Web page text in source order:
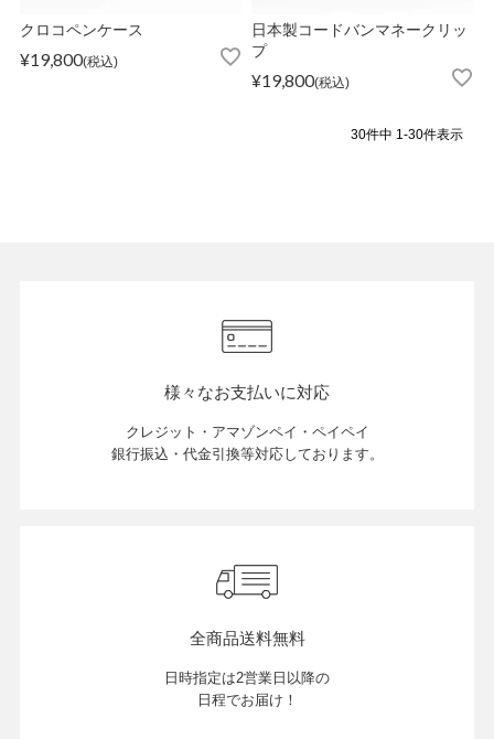
クロコペンケース
¥19,800 税込
日本製コードバンマネークリッ
プ
¥19,800 税込
30件中 1-30件表示
様々なお支払いに対応
クレジット・アマゾンペイ・ペイペイ
銀行振込・代金引換等対応しております。
全商品送料無料
日時指定は2営業日以降の
日程でお届け！